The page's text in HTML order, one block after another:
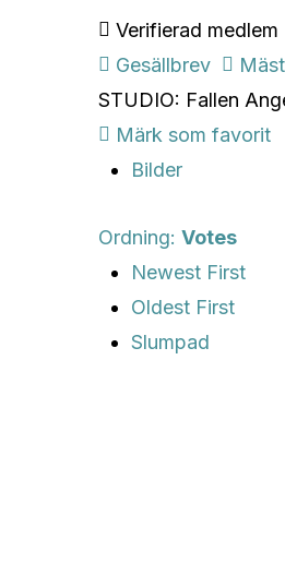
Verifierad medlem
Gesällbrev
STUDIO: Fallen
Märk som favorit
Bilder
Ordning: Votes
Newest First
Oldest First
Slumpad